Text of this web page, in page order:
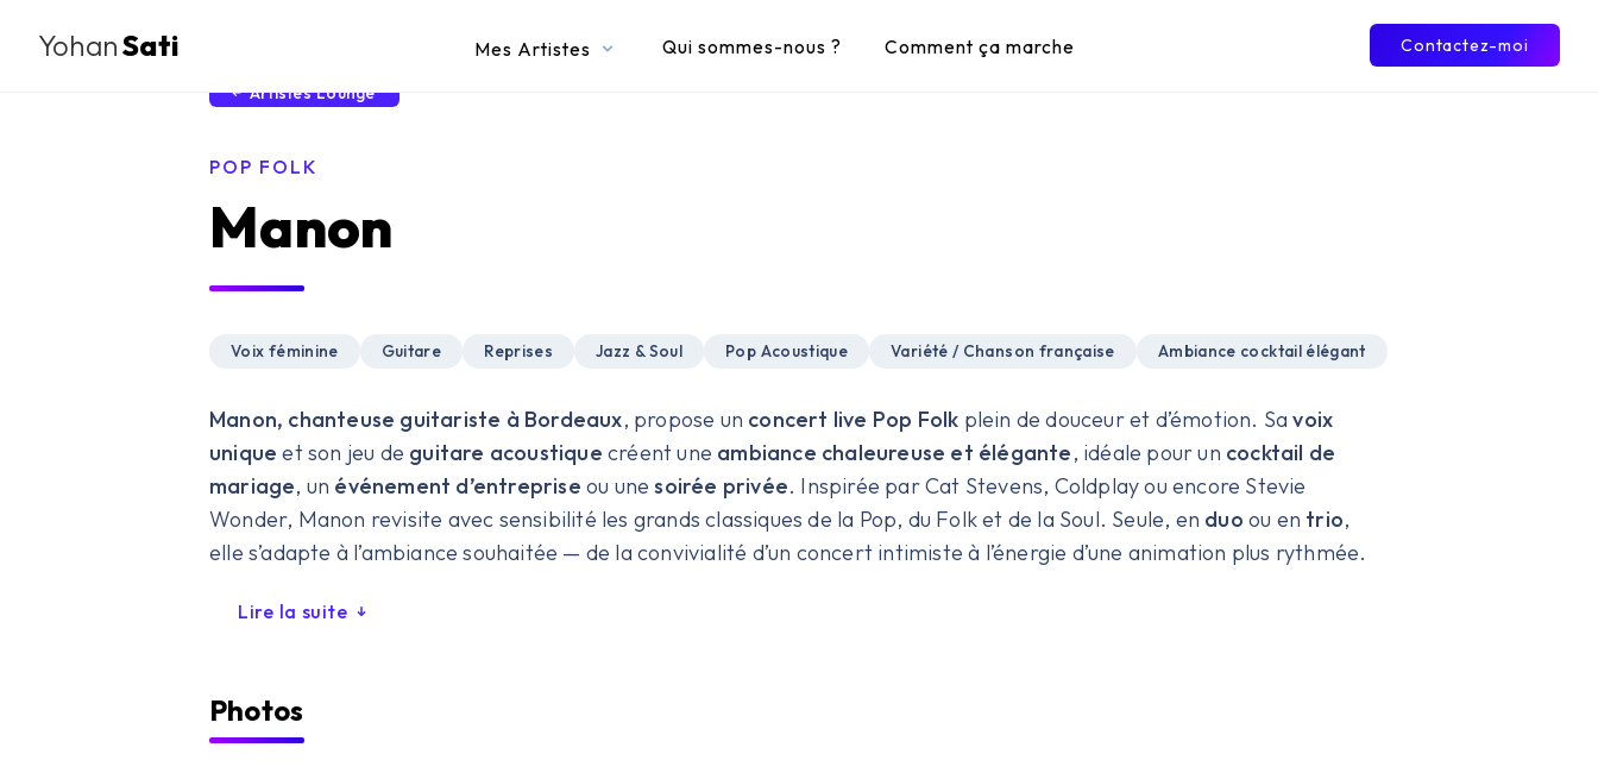
YohanSati Mes Artistes Qui sommes-nous ? Comment ça marche Contactez-moi
Artistes Lounge
POP FOLK
Manon
Voix féminine Guitare Reprises Jazz & Soul Pop Acoustique Variété / Chanson française Ambiance cocktail élégant
Manon, chanteuse guitariste à Bordeaux, propose un concert live Pop Folk plein de douceur et d’émotion. Savoix
unique et son jeu de guitare acoustique créent une ambiance chaleureuse et élégante, idéale pour un cocktail de
mariage, un événement d’entreprise ou unesoirée privée. Inspirée par Cat Stevens, Coldplay ou encore Stevie
Wonder, Manon revisite avec sensibilité les grands classiques de la Pop, du Folk et de la Soul. Seule, en duo ou en trio,
elle s’adapte à l’ambiance souhaitée — de la convivialité d’un concert intimiste à l’énergie d’une animation plus rythmée.
Lire la suite
Photos